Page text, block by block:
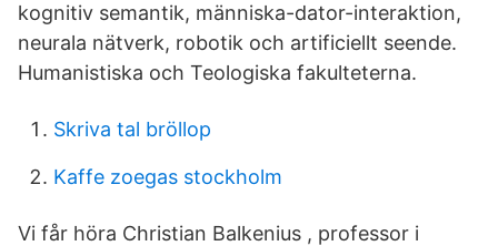
kognitiv semantik, människa-dator-interaktion,
neurala nätverk, robotik och artificiellt seende.
Humanistiska och Teologiska fakulteterna.
Skriva tal bröllop
Kaffe zoegas stockholm
Vi får höra Christian Balkenius , professor i